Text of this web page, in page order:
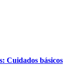
Cuidados básicos